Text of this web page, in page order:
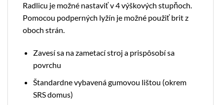
Radlicu je možné nastaviť v 4 výškových stupňoch.
Pomocou podperných lyžín je možné použiť brit z
oboch strán.
Zavesí sa na zametací stroj a prispôsobí sa
povrchu
Štandardne vybavená gumovou lištou (okrem
SRS domus)